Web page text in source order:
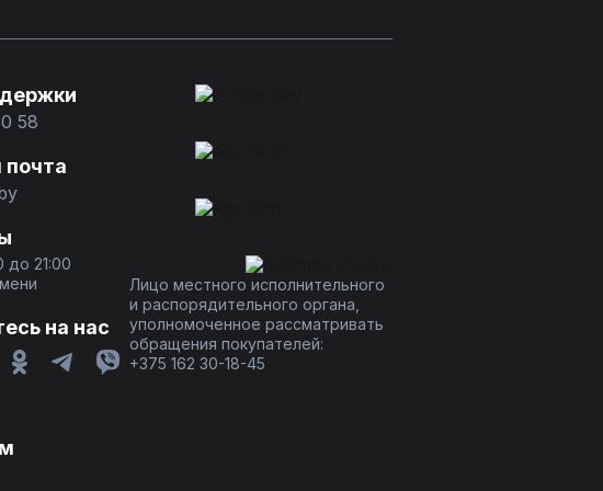
58
почта
до 21:00
на нас
Лицо местного исполнительного
и распорядительного органа,
уполномоченное рассматривать
обращения покупателей:
+375 162 30-18-45